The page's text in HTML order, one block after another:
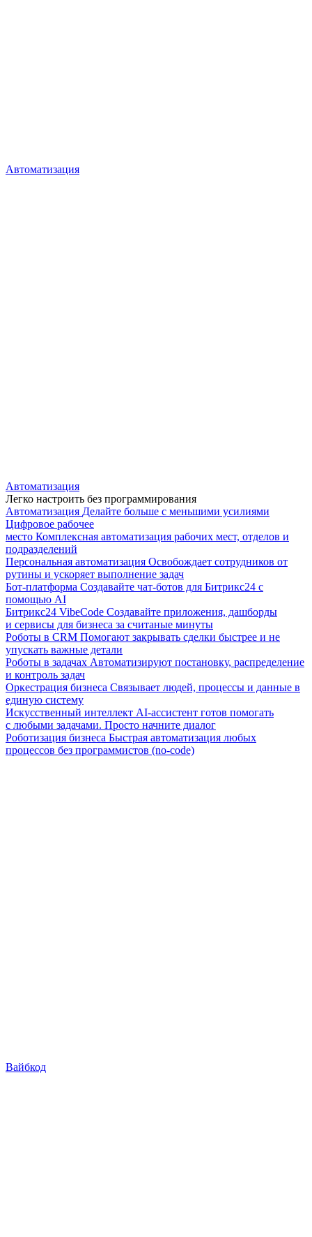
Автоматизация
Автоматизация
Легко настроить без программирования
Автоматизация Делайте больше с меньшими усилиями
Цифровое рабочее
место Комплексная автоматизация рабочих мест, отделов и
подразделений
Персональная автоматизация Освобождает сотрудников от
рутины и ускоряет выполнение задач
Бот-платформа Создавайте чат-ботов для Битрикс24 с
помощью AI
Битрикс24 VibeCode Создавайте приложения, дашборды
и сервисы для бизнеса за считаные минуты
Роботы в CRM Помогают закрывать сделки быстрее и не
упускать важные детали
Роботы в задачах Автоматизируют постановку, распределение
и контроль задач
Оркестрация бизнеса Связывает людей, процессы и данные в
единую систему
Искусственный интеллект AI-ассистент готов помогать
с любыми задачами. Просто начните диалог
Роботизация бизнеса Быстрая автоматизация любых
процессов без программистов (no-code)
Вайбкод